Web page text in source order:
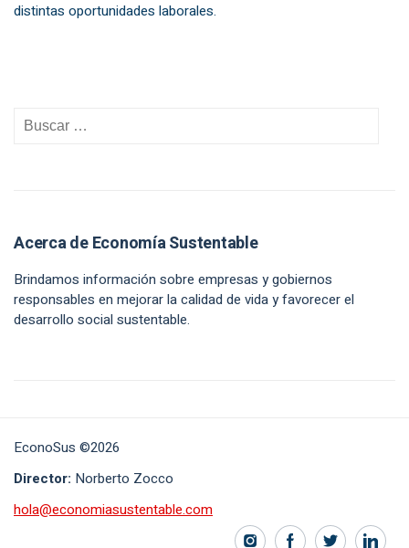
distintas oportunidades laborales.
Acerca de Economía Sustentable
Brindamos información sobre empresas y gobiernos
responsables en mejorar la calidad de vida y favorecer el
desarrollo social sustentable.
EconoSus ©2026
Director: Norberto Zocco
hola@economiasustentable.com